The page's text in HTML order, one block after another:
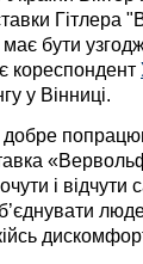
має бути
кореспондент
у Вінниці.
і